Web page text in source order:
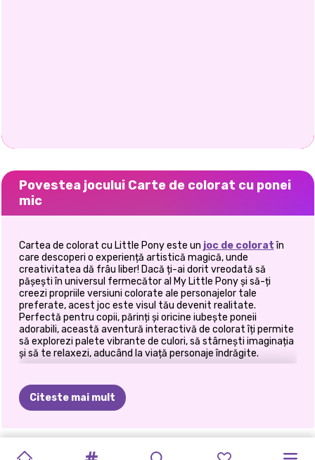
Povestea jocului Carte de colorat cu ponei
mic
Cartea de colorat cu Little Pony este un joc de coloratîn
care descoperi o experiență artistică magică, unde
creativitatea dă frâu liber! Dacă ți-ai dorit vreodată să
pășești în universul fermecător al My Little Pony și să-ți
creezi propriile versiuni colorate ale personajelor tale
preferate, acest joc este visul tău devenit realitate.
Perfectă pentru copii, părinți și oricine iubește poneii
adorabili, această aventură interactivă de colorat îți permite
să explorezi palete vibrante de culori, să stârnești imaginația
și să te relaxezi, aducând la viață personaje îndrăgite.
cu o coamă pufoasă și cei mai mari ochi sclipitori. Am început
cu pasteluri moi, am trecut la culori neon la jumătatea
drumului și apoi am amestecat totul pentru un finisaj
acest joc: experimentarea fără limite și găsirea bucuriei în
Citeste mai mult
LABUBU
JOC HARLEY